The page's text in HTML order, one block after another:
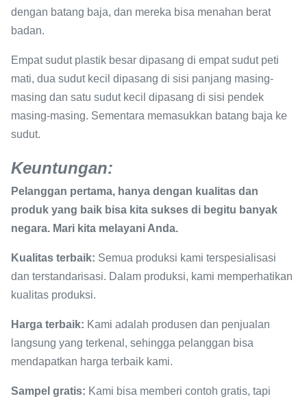
dengan batang baja, dan mereka bisa menahan berat
badan.
Empat sudut plastik besar dipasang di empat sudut peti
mati, dua sudut kecil dipasang di sisi panjang masing-
masing dan satu sudut kecil dipasang di sisi pendek
masing-masing. Sementara memasukkan batang baja ke
sudut.
Keuntungan:
Pelanggan pertama, hanya dengan kualitas dan
produk yang baik bisa kita sukses di begitu banyak
negara. Mari kita melayani Anda.
Kualitas terbaik: Semua produksi kami terspesialisasi
dan terstandarisasi. Dalam produksi, kami memperhatikan
kualitas produksi.
Harga terbaik: Kami adalah produsen dan penjualan
langsung yang terkenal, sehingga pelanggan bisa
mendapatkan harga terbaik kami.
Sampel gratis: Kami bisa memberi contoh gratis, tapi